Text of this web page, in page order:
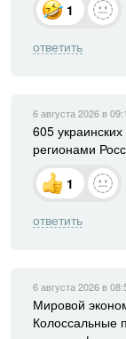
1
ответить
6 августа 2026 в
605
регионами
1
ответить
6 августа 2026 в
Мировой
Колоссальные